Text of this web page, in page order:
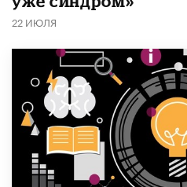
22 ИЮЛЯ